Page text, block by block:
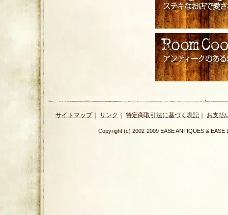
サイトマップ｜ リンク 特定商取引法に基づく表記 お支払
Copyright (c) 2002-2009 EASE ANTIQUES &